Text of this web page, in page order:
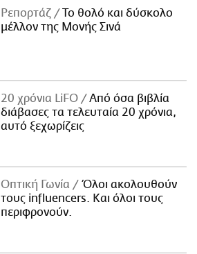
Ρεπορτάζ
Το θολό και δύσκολο
μέλλον της Μονής Σινά
20 χρόνια LiFO
Από όσα βιβλία
διάβασες τα τελευταία 20 χρόνια,
αυτό ξεχωρίζεις
Οπτική Γωνία
Όλοι ακολουθούν
τους influencers. Και όλοι τους
περιφρονούν.